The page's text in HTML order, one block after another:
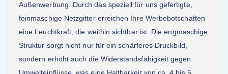
Außenwerbung. Durch das speziell für uns gefertigte,
feinmaschige Netzgitter erreichen Ihre Werbebotschaften
eine Leuchtkraft, die weithin sichtbar ist. Die engmaschige
Struktur sorgt nicht nur für ein schärferes Druckbild,
sondern erhöht auch die Widerstandsfähigkeit gegen